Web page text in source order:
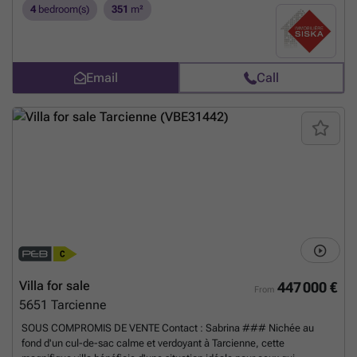
aménageable ±68m², garage ±39m², châssis PVC DV récents,
chauffage central mazout récent, citernes eau de pluie 10.000 L avec
groupe hydrophore, PEB : F (492 kwh/m².an, 120517 kwh/an, n°
renseignement et visite : ### - ###Want to know more?
4 bedroom(s) 351 m²
Email Call
From 447 000 €
Villa for sale
5651 Tarcienne
SOUS COMPROMIS DE VENTE Contact : Sabrina ### Nichée au
fond d'un cul-de-sac calme et verdoyant à Tarcienne, cette